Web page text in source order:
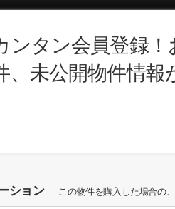
ンタン会員登録！
、未公開物件情報
ション この物件を購入した場合の